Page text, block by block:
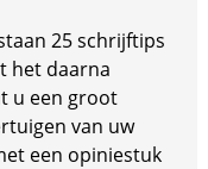
25 schrijftips
het daarna
u een groot
van uw
een opiniestuk